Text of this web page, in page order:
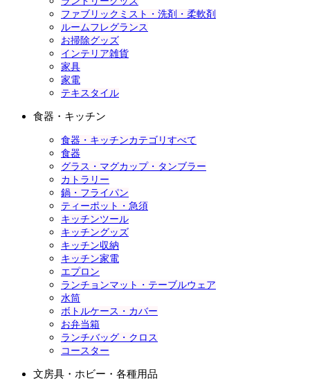
ファブリックミスト・洗剤・柔軟剤
ルームフレグランス
お掃除グッズ
インテリア雑貨
家具
家電
テキスタイル
食器・キッチン
食器・キッチンカテゴリすべて
食器
グラス・マグカップ・タンブラー
カトラリー
鍋・フライパン
ティーポット・急須
キッチンツール
キッチングッズ
キッチン収納
キッチン家電
エプロン
ランチョンマット・テーブルウェア
水筒
ボトルケース・カバー
お弁当箱
ランチバッグ・クロス
コースター
文房具・ホビー・各種用品